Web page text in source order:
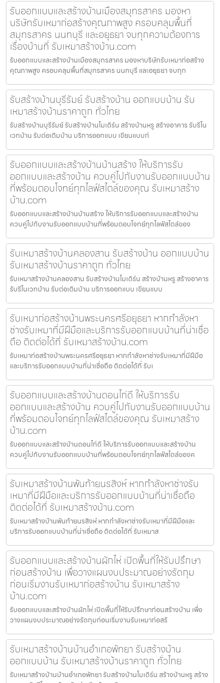
รับออกแบบและสร้างบ้านเมืองสมุทรสาคร มองหา
บริษัทรับเหมาก่อสร้างคุณภาพสูง ครอบคลุมพื้นที่
สมุทรสาคร นนทบุรี และอยุธยา จบทุกความต้องการ
เรื่องบ้านที่ รับเหมาสร้างบ้าน.com
รับออกแบบและสร้างบ้านเมืองสมุทรสาคร มองหาบริษัทรับเหมาก่อสร้าง
คุณภาพสูง ครอบคลุมพื้นที่สมุทรสาคร นนทบุรี และอยุธยา จบทุก
รับสร้างบ้านบุรีรัมย์ รับสร้างบ้าน ออกแบบบ้าน รับ
เหมาสร้างบ้านราคาถูก ทั่วไทย
รับสร้างบ้านบุรีรัมย์ รับสร้างบ้านโมเดิร์น สร้างบ้านหรู สร้างอาคาร รับรีโน
เวทบ้าน รับต่อเติมบ้าน บริการออกแบบ เขียนแบบก่
รับออกแบบและสร้างบ้านบ้านสร้าง ให้บริการรับ
ออกแบบและสร้างบ้าน ควบคู่ไปกับงานรับออกแบบบ้าน
ที่พร้อมตอบโจทย์ทุกไลฟ์สไตล์ของคุณ รับเหมาสร้าง
บ้าน.com
รับออกแบบและสร้างบ้านบ้านสร้าง ให้บริการรับออกแบบและสร้างบ้าน
ควบคู่ไปกับงานรับออกแบบบ้านที่พร้อมตอบโจทย์ทุกไลฟ์สไตล์ของ
รับเหมาสร้างบ้านคลองสาน รับสร้างบ้าน ออกแบบบ้าน
รับเหมาสร้างบ้านราคาถูก ทั่วไทย
รับเหมาสร้างบ้านคลองสาน รับสร้างบ้านโมเดิร์น สร้างบ้านหรู สร้างอาคาร
รับรีโนเวทบ้าน รับต่อเติมบ้าน บริการออกแบบ เขียนแบบ
รับเหมาก่อสร้างบ้านพระนครศรีอยุธยา หากกำลังหา
ช่างรับเหมาที่มีฝีมือและบริการรับออกแบบบ้านที่น่าเชื่อ
ถือ ติดต่อได้ที่ รับเหมาสร้างบ้าน.com
รับเหมาก่อสร้างบ้านพระนครศรีอยุธยา หากกำลังหาช่างรับเหมาที่มีฝีมือ
และบริการรับออกแบบบ้านที่น่าเชื่อถือ ติดต่อได้ที่ รับเ
รับออกแบบและสร้างบ้านดอนไก่ดี ให้บริการรับ
ออกแบบและสร้างบ้าน ควบคู่ไปกับงานรับออกแบบบ้าน
ที่พร้อมตอบโจทย์ทุกไลฟ์สไตล์ของคุณ รับเหมาสร้าง
บ้าน.com
รับออกแบบและสร้างบ้านดอนไก่ดี ให้บริการรับออกแบบและสร้างบ้าน
ควบคู่ไปกับงานรับออกแบบบ้านที่พร้อมตอบโจทย์ทุกไลฟ์สไตล์ของค
รับเหมาสร้างบ้านพันท้ายนรสิงห์ หากกำลังหาช่างรับ
เหมาที่มีฝีมือและบริการรับออกแบบบ้านที่น่าเชื่อถือ
ติดต่อได้ที่ รับเหมาสร้างบ้าน.com
รับเหมาสร้างบ้านพันท้ายนรสิงห์ หากกำลังหาช่างรับเหมาที่มีฝีมือและ
บริการรับออกแบบบ้านที่น่าเชื่อถือ ติดต่อได้ที่ รับเหมาส
รับออกแบบและสร้างบ้านผักไห่ เปิดพื้นที่ให้รับปรึกษา
ก่อนสร้างบ้าน เพื่อวางแผนงบประมาณอย่างรัดกุม
ก่อนเริ่มงานรับเหมาก่อสร้างบ้าน รับเหมาสร้าง
บ้าน.com
รับออกแบบและสร้างบ้านผักไห่ เปิดพื้นที่ให้รับปรึกษาก่อนสร้างบ้าน เพื่อ
วางแผนงบประมาณอย่างรัดกุมก่อนเริ่มงานรับเหมาก่อสร้
รับเหมาสร้างบ้านบ้านอำเภอพัทยา รับสร้างบ้าน
ออกแบบบ้าน รับเหมาสร้างบ้านราคาถูก ทั่วไทย
รับเหมาสร้างบ้านบ้านอำเภอพัทยา รับสร้างบ้านโมเดิร์น สร้างบ้านหรู สร้าง